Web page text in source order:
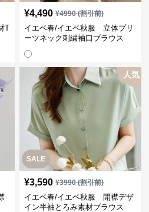
T
¥4,490 ¥4990(割引前)
イエベ春/イエベ秋服 立体プリ
ーツネック刺繍袖口ブラウス
SALE
人気
¥3,590 ¥3990(割引前)
イエベ春/イエベ秋服 開襟デザ
イン半袖とろみ素材ブラウス